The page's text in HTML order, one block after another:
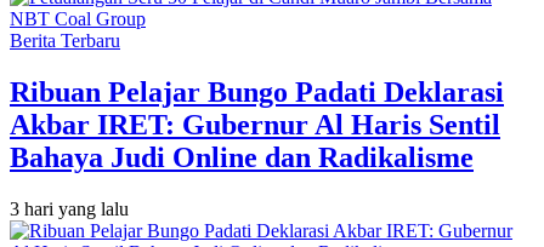
Berita Terbaru
Ribuan Pelajar Bungo Padati Deklarasi
Akbar IRET: Gubernur Al Haris Sentil
Bahaya Judi Online dan Radikalisme
3 hari yang lalu